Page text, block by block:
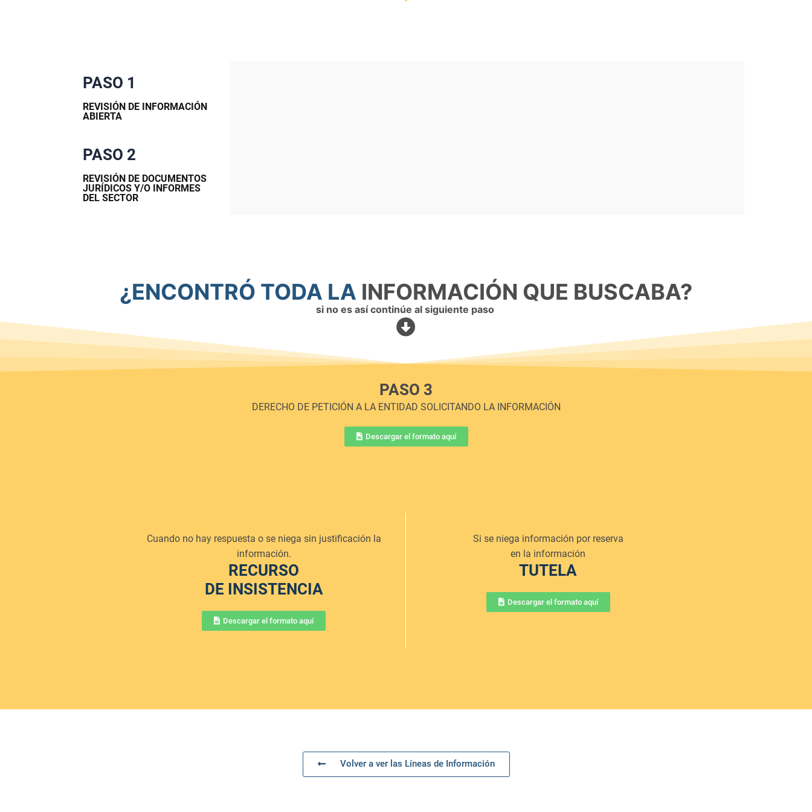
PASO 1
REVISIÓN DE INFORMACIÓN
ABIERTA
PASO 2
REVISIÓN DE DOCUMENTOS
JURÍDICOS Y/O INFORMES
DEL SECTOR
¿ENCONTRÓ TODA LA INFORMACIÓN QUE BUSCABA?
si no es así continúe al siguiente paso
PASO 3
DERECHO DE PETICIÓN A LA ENTIDAD SOLICITANDO LA INFORMACIÓN
Descargar el formato aquí
Cuando no hay respuesta o se niega sin justificación la
información.
RECURSO
DE INSISTENCIA
Descargar el formato aquí
Si se niega información por reserva
en la información
TUTELA
Descargar el formato aquí
Volver a ver las Líneas de Información